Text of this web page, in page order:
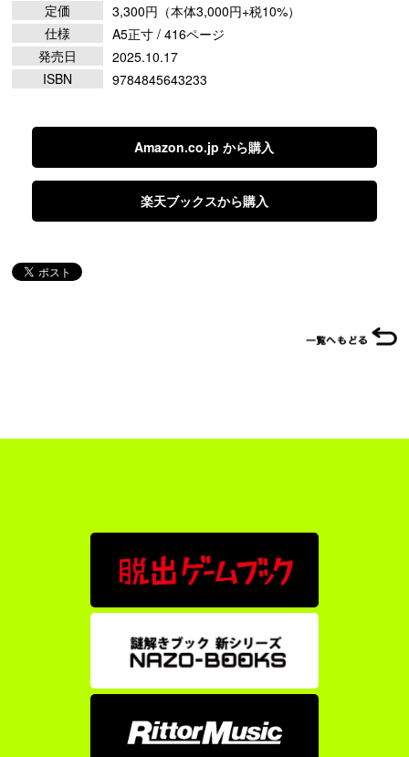
定価
3,300円（本体3,000円+税10%）
仕様
A5正寸 / 416ページ
発売日
2025.10.17
ISBN
9784845643233
Amazon.co.jp から購入
楽天ブックスから購入